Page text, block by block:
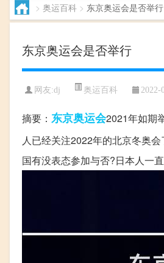
> 奥运百科 > 东京奥运会是否举行
东京奥运会是否举行
网友:dj 奥运百科 2022-
摘要： 东京奥运会2021年如期
人已经关注2022年的北京冬奥
国有没表态参加与否?日本人一